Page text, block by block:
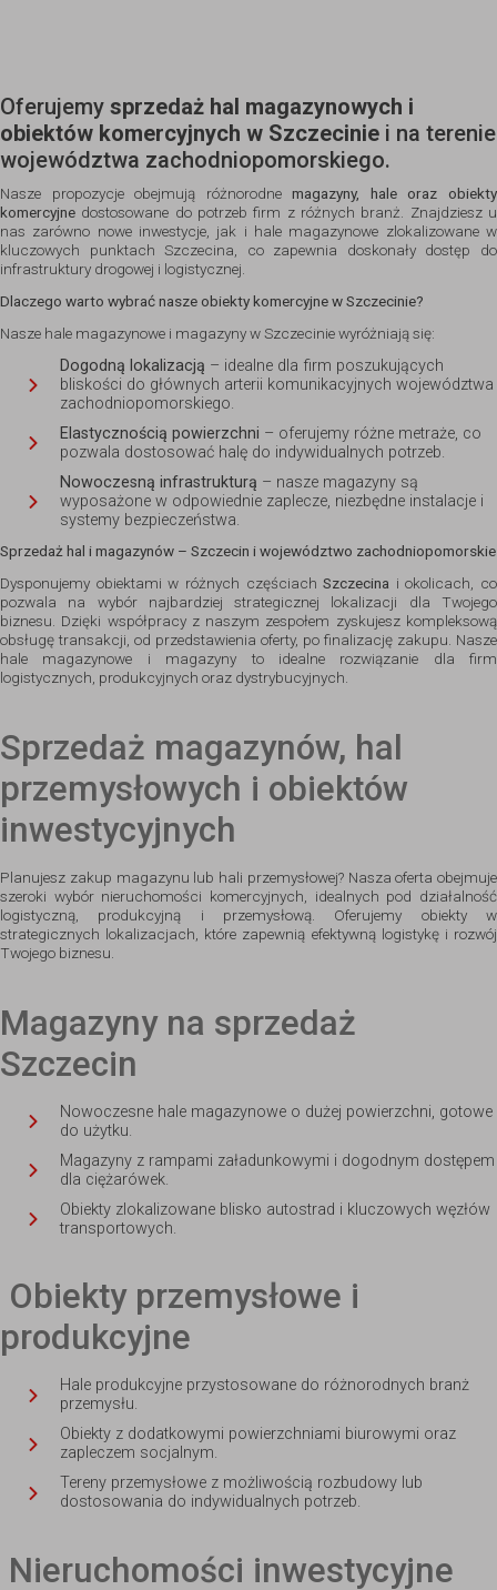
Oferujemy sprzedaż hal magazynowych i
obiektów komercyjnych w Szczecinie i na terenie
województwa zachodniopomorskiego.
Nasze propozycje obejmują różnorodnemagazyny, hale oraz obiekty
komercyjne dostosowane do potrzeb firm z różnych branż. Znajdziesz u
nas zarówno nowe inwestycje, jak i hale magazynowe zlokalizowane w
kluczowych punktach Szczecina, co zapewnia doskonały dostęp do
infrastruktury drogowej i logistycznej.
Dlaczego warto wybrać nasze obiekty komercyjne w Szczecinie?
Nasze hale magazynowe i magazyny w Szczecinie wyróżniają się:
Dogodną lokalizacją – idealne dla firm poszukujących
bliskości do głównych arterii komunikacyjnych województwa
zachodniopomorskiego.
Elastycznością powierzchni – oferujemy różne metraże, co
pozwala dostosować halę do indywidualnych potrzeb.
Nowoczesną infrastrukturą – nasze magazyny są
wyposażone w odpowiednie zaplecze, niezbędne instalacje i
systemy bezpieczeństwa.
Sprzedaż hal i magazynów – Szczecin i województwo zachodniopomorskie
Dysponujemy obiektami w różnych częściachSzczecina i okolicach, co
pozwala na wybór najbardziej strategicznej lokalizacji dla Twojego
biznesu. Dzięki współpracy z naszym zespołem zyskujesz kompleksową
obsługę transakcji, od przedstawienia oferty, po finalizację zakupu. Nasze
hale magazynowe i magazyny to idealne rozwiązanie dla firm
logistycznych, produkcyjnych oraz dystrybucyjnych.
Sprzedaż magazynów, hal
przemysłowych i obiektów
inwestycyjnych
Planujesz zakup magazynu lub hali przemysłowej? Nasza oferta obejmuje
szeroki wybór nieruchomości komercyjnych, idealnych pod działalność
logistyczną, produkcyjną i przemysłową. Oferujemy obiekty w
strategicznych lokalizacjach, które zapewnią efektywną logistykę i rozwój
Twojego biznesu.
Magazyny na sprzedaż
Szczecin
Nowoczesne hale magazynowe o dużej powierzchni, gotowe
do użytku.
Magazyny z rampami załadunkowymi i dogodnym dostępem
dla ciężarówek.
Obiekty zlokalizowane blisko autostrad i kluczowych węzłów
transportowych.
Obiekty przemysłowe i
produkcyjne
Hale produkcyjne przystosowane do różnorodnych branż
przemysłu.
Obiekty z dodatkowymi powierzchniami biurowymi oraz
zapleczem socjalnym.
Tereny przemysłowe z możliwością rozbudowy lub
dostosowania do indywidualnych potrzeb.
Nieruchomości inwestycyjne